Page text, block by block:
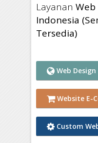
Layanan
Indonesia
Tersedia)
Web Design
Website E-
Custom